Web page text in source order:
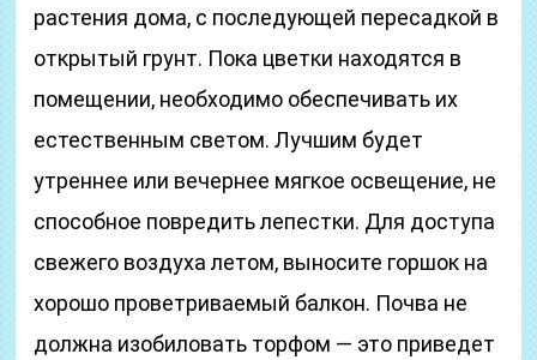
растения дома, с последующей пересадкой в
открытый грунт. Пока цветки находятся в
помещении, необходимо обеспечивать их
естественным светом. Лучшим будет
утреннее или вечернее мягкое освещение, не
способное повредить лепестки. Для доступа
свежего воздуха летом, выносите горшок на
хорошо проветриваемый балкон. Почва не
должна изобиловать торфом — это приведет